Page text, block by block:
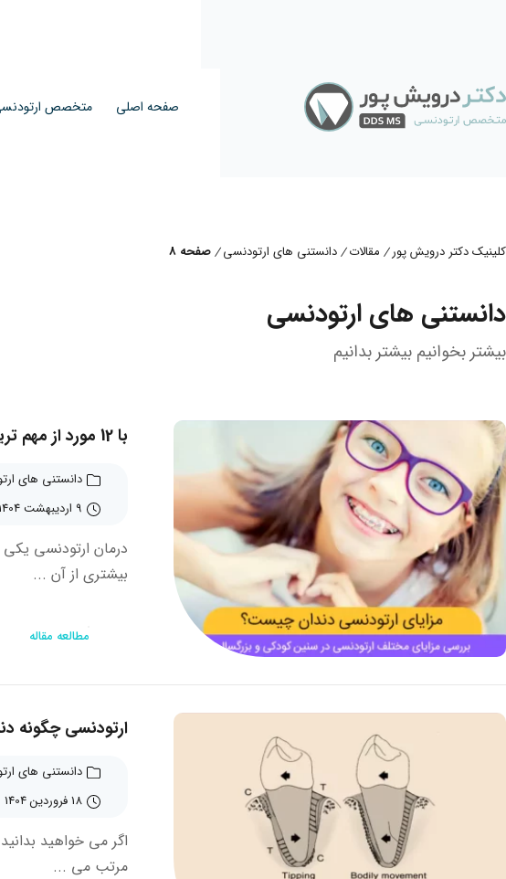
صفحه اصلی متخصص
کلینیک دکتر درویش پور / مقالات /دانستنی های ارتودنسی /صفحه 8
دانستنی های ارتودنسی
بیشتر بخوانیم بیشتر بدانیم
با 12 مورد از مهم ترین فواید ارتودنسی بیشتر آشنا شوید
دانستنی های
9 اردیبهشت 1404
درمان ارتودنسی یکی
بیشتری از آن ...
مطالعه مقاله
ارتودنسی چگونه
دانستنی های
18 فروردین 1404
اگر می خواهید
مرتب می ...